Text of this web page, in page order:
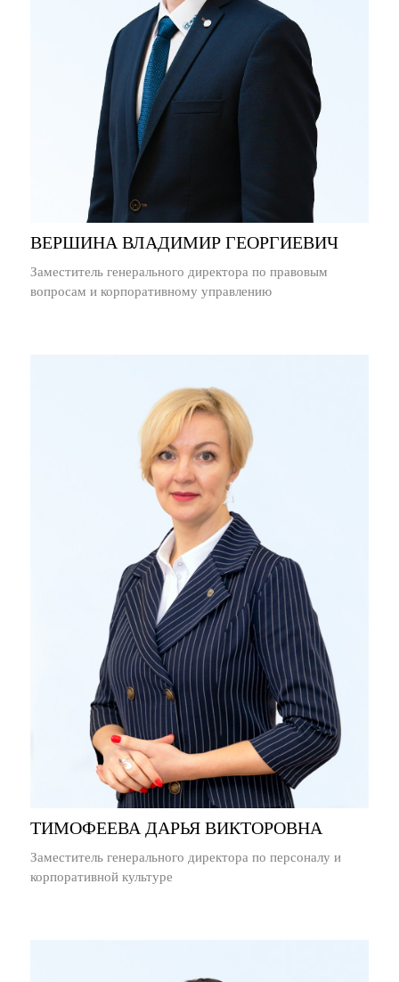
ВЕРШИНА ВЛАДИМИР ГЕОРГИЕВИЧ
Заместитель генерального директора по правовым
вопросам и корпоративному управлению
ТИМОФЕЕВА ДАРЬЯ ВИКТОРОВНА
Заместитель генерального директора по персоналу и
корпоративной культуре